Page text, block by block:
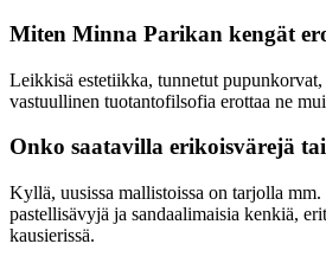
Miten Minna Parikan kengät
Leikkisä estetiikka, tunnetut pupunkorvat,
vastuullinen tuotantofilsofia erottaa ne
Onko saatavilla erikoisvärejä
Kyllä, uusissa mallistoissa on tarjolla
pastellisävyjä ja sandaalimaisia kenkiä,
kausierissä.